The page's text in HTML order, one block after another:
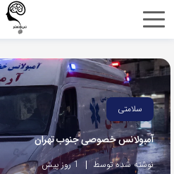
اشتراک
استفاده
از
روش‌های
زیر
سلامتی
آمبولانس خصوصی جنوب تهران
نوشته شده توسط 1 روز پیش